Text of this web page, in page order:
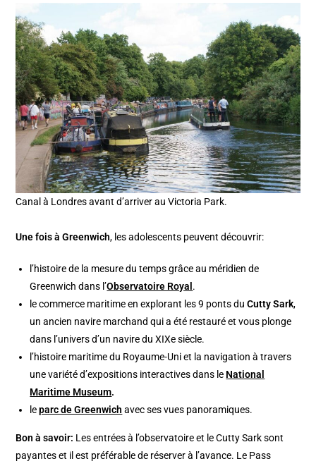
Canal à Londres avant d’arriver au Victoria Park.
Une fois à Greenwich, les adolescents peuvent découvrir:
l’histoire de la mesure du temps grâce au méridien de
Greenwich dans l’Observatoire Royal .
le commerce maritime en explorant les 9 ponts duCutty Sark,
un ancien navire marchand qui a été restauré et vous plonge
dans l’univers d’un navire du XIXe siècle.
l’histoire maritime du Royaume-Uni et la navigation à travers
une variété d’expositions interactives dans le National
Maritime Museum.
le parc de Greenwich avec ses vues panoramiques.
Bon à savoir: Les entrées à l’observatoire et le Cutty Sark sont
payantes et il est préférable de réserver à l’avance. Le Pass